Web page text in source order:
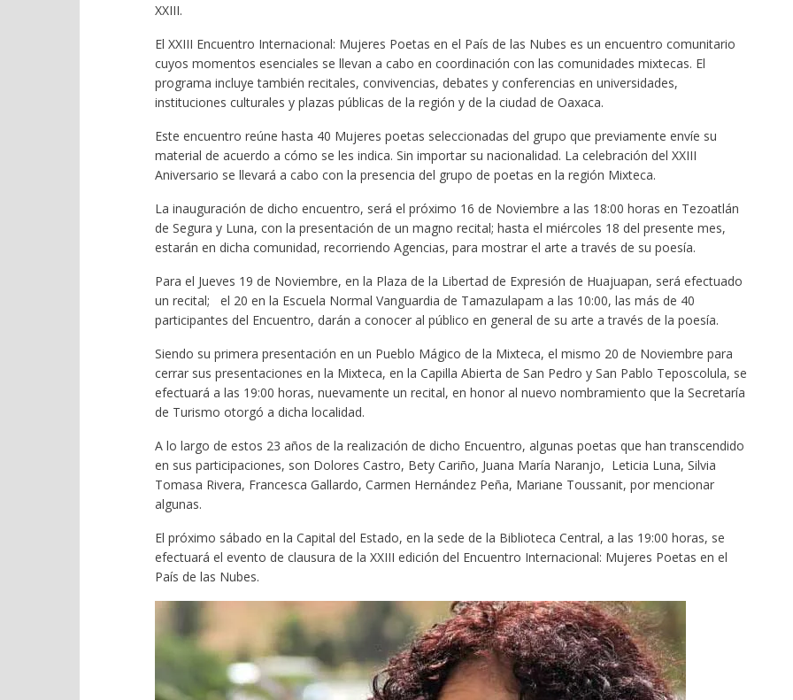
XXIII.
El XXIII Encuentro Internacional: Mujeres Poetas en el País de las Nubes es un encuentro comunitario
cuyos momentos esenciales se llevan a cabo en coordinación con las comunidades mixtecas. El
programa incluye también recitales, convivencias, debates y conferencias en universidades,
instituciones culturales y plazas públicas de la región y de la ciudad de Oaxaca.
Este encuentro reúne hasta 40 Mujeres poetas seleccionadas del grupo que previamente envíe su
material de acuerdo a cómo se les indica. Sin importar su nacionalidad. La celebración del XXIII
Aniversario se llevará a cabo con la presencia del grupo de poetas en la región Mixteca.
La inauguración de dicho encuentro, será el próximo 16 de Noviembre a las 18:00 horas en Tezoatlán
de Segura y Luna, con la presentación de un magno recital; hasta el miércoles 18 del presente mes,
estarán en dicha comunidad, recorriendo Agencias, para mostrar el arte a través de su poesía.
Para el Jueves 19 de Noviembre, en la Plaza de la Libertad de Expresión de Huajuapan, será efectuado
un recital; el 20 en la Escuela Normal Vanguardia de Tamazulapam a las 10:00, las más de 40
participantes del Encuentro, darán a conocer al público en general de su arte a través de la poesía.
Siendo su primera presentación en un Pueblo Mágico de la Mixteca, el mismo 20 de Noviembre para
cerrar sus presentaciones en la Mixteca, en la Capilla Abierta de San Pedro y San Pablo Teposcolula, se
efectuará a las 19:00 horas, nuevamente un recital, en honor al nuevo nombramiento que la Secretaría
de Turismo otorgó a dicha localidad.
A lo largo de estos 23 años de la realización de dicho Encuentro, algunas poetas que han transcendido
en sus participaciones, son Dolores Castro, Bety Cariño, Juana María Naranjo, Leticia Luna, Silvia
Tomasa Rivera, Francesca Gallardo, Carmen Hernández Peña, Mariane Toussanit, por mencionar
algunas.
El próximo sábado en la Capital del Estado, en la sede de la Biblioteca Central, a las 19:00 horas, se
efectuará el evento de clausura de la XXIII edición del Encuentro Internacional: Mujeres Poetas en el
País de las Nubes.